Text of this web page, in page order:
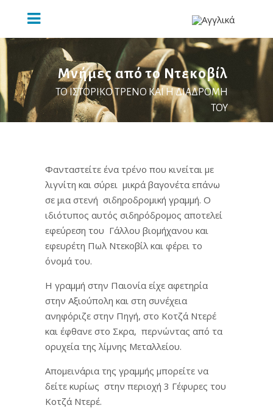
Μνήμες από το Ντεκοβίλ
ΤΟ ΙΣΤΟΡΙΚΟ ΤΡΕΝΟ ΚΑΙ Η ΔΙΑΔΡΟΜΗ
ΤΟΥ
Φανταστείτε ένα τρένο που κινείται με
λιγνίτη και σύρει μικρά βαγονέτα επάνω
σε μια στενή σιδηροδρομική γραμμή. Ο
ιδιότυπος αυτός σιδηρόδρομος αποτελεί
εφεύρεση του Γάλλου βιομήχανου και
εφευρέτη Πωλ Ντεκοβίλ και φέρει το
όνομά του.
Η γραμμή στην Παιονία είχε αφετηρία
στην Αξιούπολη και στη συνέχεια
ανηφόριζε στην Πηγή, στο Κοτζά Ντερέ
και έφθανε στο Σκρα, περνώντας από τα
ορυχεία της λίμνης Μεταλλείου.
Απομεινάρια της γραμμής μπορείτε να
δείτε κυρίως στην περιοχή 3 Γέφυρες του
Κοτζά Ντερέ.